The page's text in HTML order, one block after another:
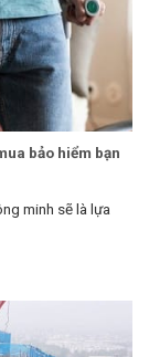
bảo hiểm bạn
minh sẽ là lựa